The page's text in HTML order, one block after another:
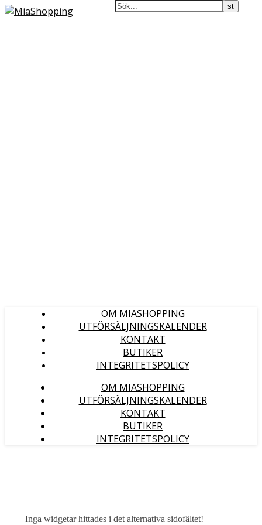
OM MIASHOPPING
UTFÖRSÄLJNINGSKALENDER
KONTAKT
BUTIKER
INTEGRITETSPOLICY
OM MIASHOPPING
UTFÖRSÄLJNINGSKALENDER
KONTAKT
BUTIKER
INTEGRITETSPOLICY
Inga widgetar hittades i det alternativa sidofältet!